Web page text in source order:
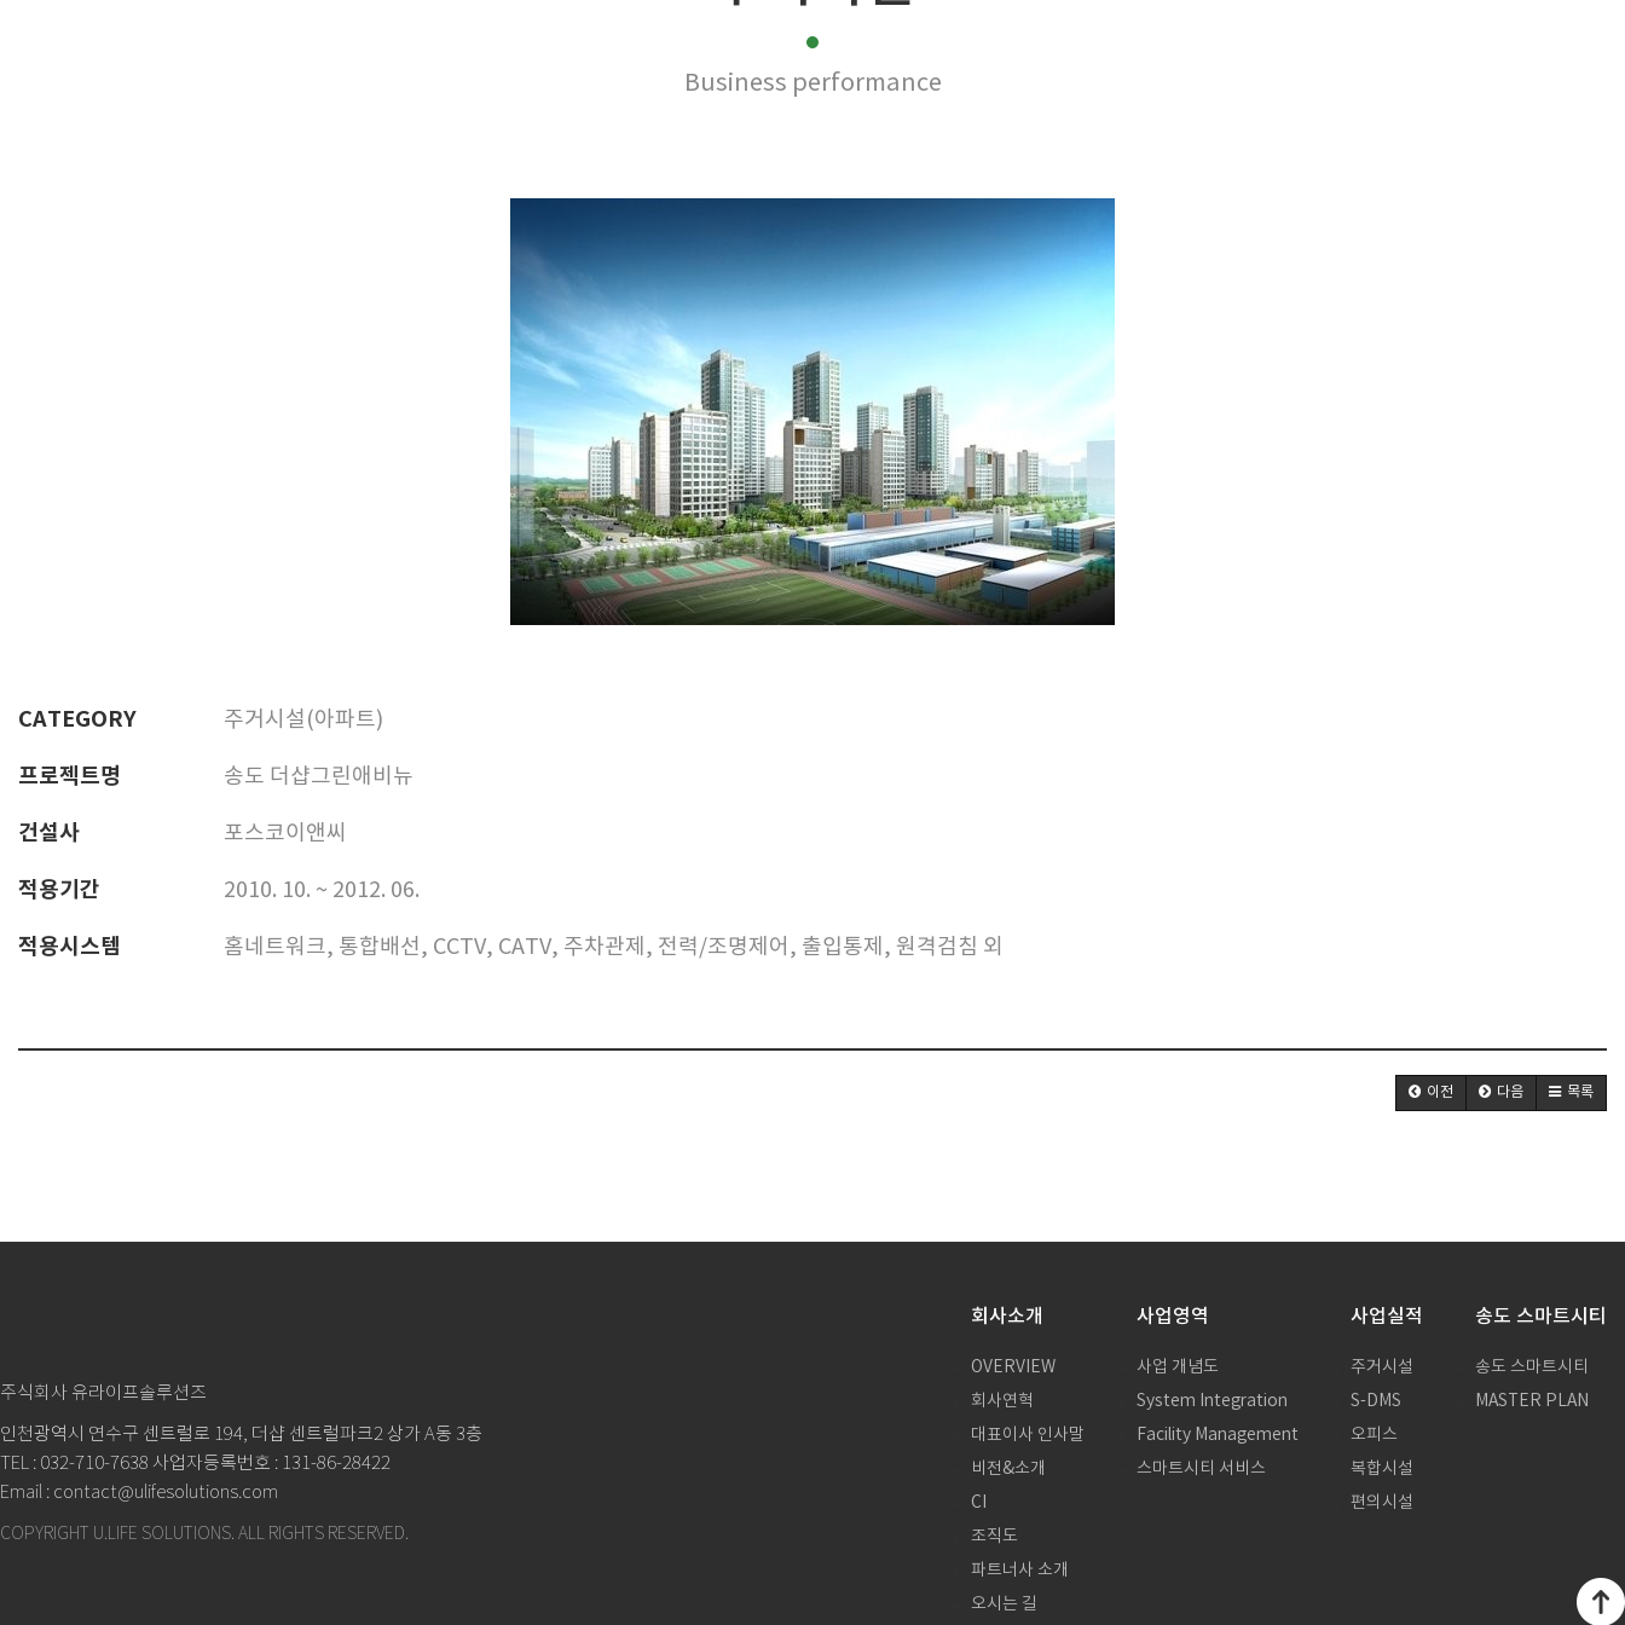
Business performance
CATEGORY 주거시설(아파트)
프로젝트명 송도 더샵그린애비뉴
건설사 포스코이앤씨
적용기간 2010. 10. ~ 2012. 06.
적용시스템 홈네트워크, 통합배선, CCTV, CATV, 주차관제, 전력/조명제어, 출입통제, 원격검침 외
이전 다음 목록
주식회사 유라이프솔루션즈
인천광역시 연수구 센트럴로 194, 더샵 센트럴파크2 상가 A동 3층
TEL : 032-710-7638 사업자등록번호 : 131-86-28422
Email : contact@ulifesolutions.com
COPYRIGHT U.LIFE SOLUTIONS. ALL RIGHTS RESERVED.
회사소개
OVERVIEW
회사연혁
대표이사 인사말
비전&소개
CI
조직도
파트너사 소개
오시는 길
사업영역
사업 개념도
System Integration
Facility Management
스마트시티 서비스
사업실적
주거시설
S-DMS
오피스
복합시설
편의시설
송도 스마트시티
송도 스마트시티
MASTER PLAN